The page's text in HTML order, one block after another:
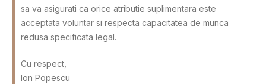
sa va asigurati ca orice atributie suplimentara este
acceptata voluntar si respecta capacitatea de munca
redusa specificata legal.
Cu respect,
Ion Popescu